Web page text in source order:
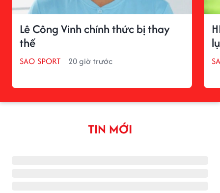
Lê Công Vinh chính thức bị thay
thế
SAO SPORT 20 giờ trước
TIN MỚI